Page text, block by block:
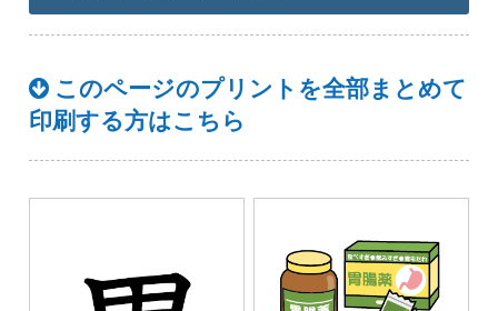
このページのプリントを全部まとめて
印刷する方はこちら